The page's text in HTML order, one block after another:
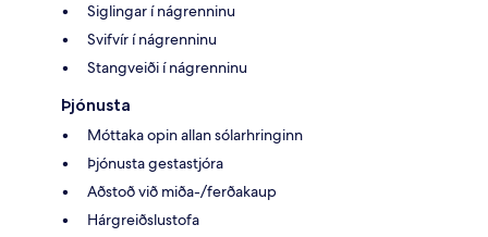
Siglingar í nágrenninu
Svifvír í nágrenninu
Stangveiði í nágrenninu
Þjónusta
Móttaka opin allan sólarhringinn
Þjónusta gestastjóra
Aðstoð við miða-/ferðakaup
Hárgreiðslustofa